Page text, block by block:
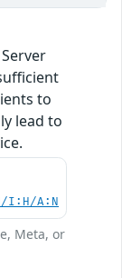
to
lead to
I:H/A:N
Meta, or